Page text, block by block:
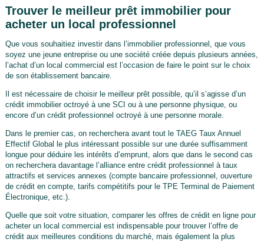
Trouver le meilleur prêt immobilier pour
acheter un local professionnel
Que vous souhaitiez investir dans l’immobilier professionnel, que vous
soyez une jeune entreprise ou une société créée depuis plusieurs années,
l’achat d’un local commercial est l’occasion de faire le point sur le choix
de son établissement bancaire.
Il est nécessaire de choisir le meilleur prêt possible, qu’il s’agisse d’un
crédit immobilier octroyé à une SCI ou à une personne physique, ou
encore d’un crédit professionnel octroyé à une personne morale.
Dans le premier cas, on recherchera avant tout le TAEG Taux Annuel
Effectif Global le plus intéressant possible sur une durée suffisamment
longue pour déduire les intérêts d’emprunt, alors que dans le second cas
on recherchera davantage l’alliance entre crédit professionnel à taux
attractifs et services annexes (compte bancaire professionnel, ouverture
de crédit en compte, tarifs compétitifs pour le TPE Terminal de Paiement
Électronique, etc.).
Quelle que soit votre situation, comparer les offres de crédit en ligne pour
acheter un local commercial est indispensable pour trouver l’offre de
crédit aux meilleures conditions du marché, mais également la plus